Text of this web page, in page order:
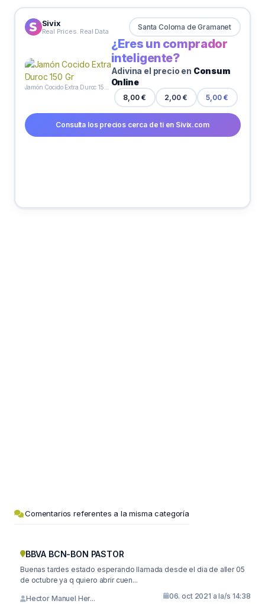
Sivix
Real Prices. Real Data Santa Coloma de Gramanet
¿Eres un comprador
inteligente?
Adivina el precio en Consum
Online
8,00 € 2,00 € 5,00 €
Consulta los precios cerca de ti en Sivix.com
Comentarios referentes a la misma categoría
BBVA BCN-BON PASTOR
Buenas tardes estado esperando llamada desde el dia de aller 05
de octubre ya q quiero abrir cuen...
Hector Manuel Her... 06. oct 2021 a la/s 14:38